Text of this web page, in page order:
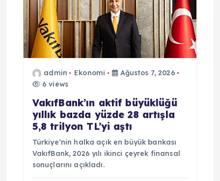
e
s
admin Ekonomi
Ağustos 7, 2026
6 views
VakıfBank’ın aktif büyüklüğü
yıllık bazda yüzde 28 artışla
5,8 trilyon TL’yi aştı
Türkiye’nin halka açık en büyük bankası
VakıfBank, 2026 yılı ikinci çeyrek finansal
sonuçlarını açıkladı.